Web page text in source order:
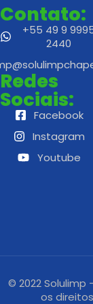
Contato:
+55 49 9
2440
Redes
Sociais:
Facebook
Instagram
Youtube
© 2022 Solulimp
os